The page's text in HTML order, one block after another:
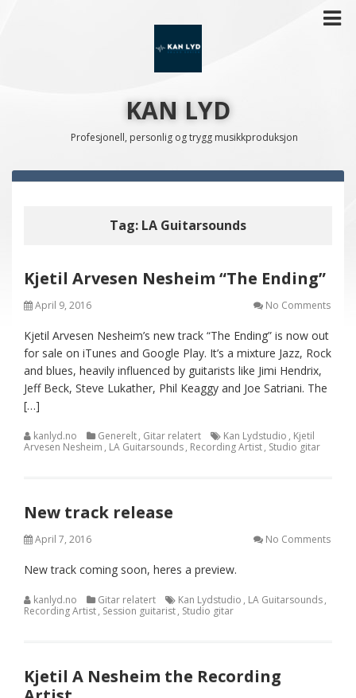
KAN LYD
Profesjonell, personlig og trygg musikkproduksjon
Tag: LA Guitarsounds
Kjetil Arvesen Nesheim “The Ending”
April 9, 2016 No Comments
Kjetil Arvesen Nesheim’s new track “The Ending” is now out
for sale on iTunes and Google Play. It’s a mixture Jazz, Rock
and blues, heavily influenced by guitarists like Jimi Hendrix,
Jeff Beck, Steve Lukather, Phil Keaggy and Joe Satriani. The
[…]
kanlyd.no Generelt, Gitar relatert Kan Lydstudio , Kjetil
Arvesen Nesheim , LA Guitarsounds, Recording Artist, Studio gitar
New track release
April 7, 2016 No Comments
New track coming soon, heres a preview.
kanlyd.no Gitar relatert Kan Lydstudio , LA Guitarsounds,
Recording Artist, Session guitarist, Studio gitar
Kjetil A Nesheim the Recording